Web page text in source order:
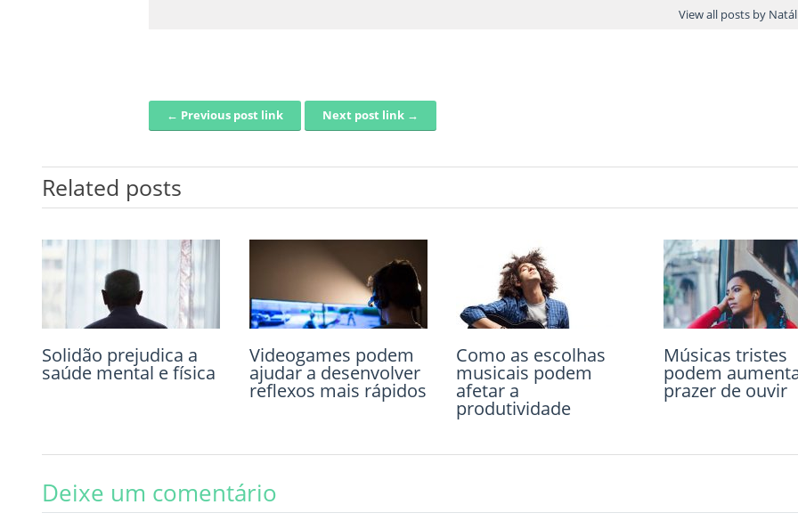
View all posts by
Post navigation← Previous post link Next post link →
Related posts
Solidão prejudica a
saúde mental e física
Videogames podem
ajudar a desenvolver
reflexos mais rápidos
Como as escolhas
musicais podem
afetar a
produtividade
Músicas tristes
podem
prazer de ouvir
A função adaptativa
emocional dos
O narcisismo e seu
impacto na
psicoterapia
Caminhar na
natureza melhora
função cerebral
Pessoas ignoram
estar doentes
não desmarcar
compromissos
Deixe um comentário